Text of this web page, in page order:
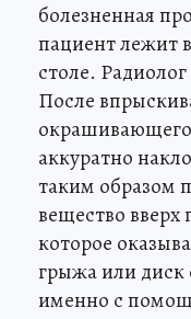
болезненная
пациент лежит
столе.
После
аккуратно
таким образом
вещество
которое
грыжа или диск
именно с